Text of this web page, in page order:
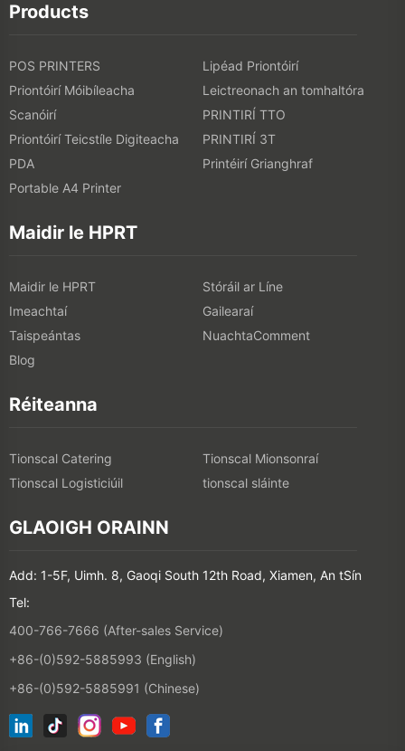
Products
POS PRINTERS
Lipéad Priontóirí
Priontóirí Móibíleacha
Leictreonach an tomhaltóra
Scanóirí
PRINTIRÍ TTO
Priontóirí Teicstíle Digiteacha
PRINTIRÍ 3T
PDA
Printéirí Grianghraf
Portable A4 Printer
Maidir le HPRT
Maidir le HPRT
Stóráil ar Líne
Imeachtaí
Gailearaí
Taispeántas
NuachtaComment
Blog
Réiteanna
Tionscal Catering
Tionscal Mionsonraí
Tionscal Logisticiúil
tionscal sláinte
GLAOIGH ORAINN
Add: 1-5F, Uimh. 8, Gaoqi South 12th Road, Xiamen, An tSín
Tel:
400-766-7666 (After-sales Service)
+86-(0)592-5885993 (English)
+86-(0)592-5885991 (Chinese)